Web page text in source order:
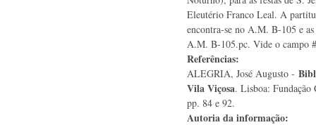
Eleutério Franco Leal. A
encontra-se no A.M. B-105 e as
A.M. B-105.pc. Vide o campo
Referências:
ALEGRIA, José Augusto -
Vila Viçosa. Lisboa: Fundação
pp. 84 e 92.
Autoria da informação: